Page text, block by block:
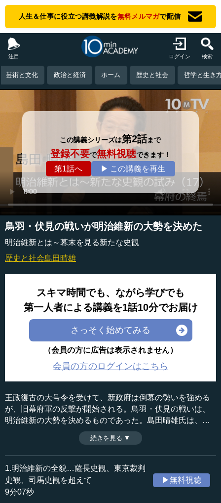
人生＆仕事に役立つ講義解説を無料メルマガで配信
注目 ログイン 検索
芸術と文化 政治と経済 ホーム 歴史と社会 哲学と生き
この講義シリーズは第2話まで
登録不要で無料視聴できます！
第1話へ ▶ この講義を再生
鳥羽・伏見の戦いが明治維新の大勢を決めた
明治維新とは～幕末を見る新たな史観
歴史と社会島田晴雄
スキマ時間でも、ながら学びでも
第一人者による講義を1話10分でお届け
さっそく始めてみる
（会員の方に広告は表示されません）
会員の方のログインはこちら
王政復古の大号令を受けて、新政府は倒幕の勢いを強める
が、旧幕府軍の反撃が開始される。鳥羽・伏見の戦いは、
明治維新の大勢を決めるものであった。島田晴雄氏は、こ
うした歴史の事実を確認することが、日本の未来を考える
契機になると指摘する。（全17話中第17話）
収録日：2018年7月18日
追加日：2018年12月20日
カテゴリー：
歴史・民族
続きを見る ▼
1.明治維新の全貌…薩長史観、東京裁判
史観、司馬史観を超えて
9分07秒
▶無料視聴